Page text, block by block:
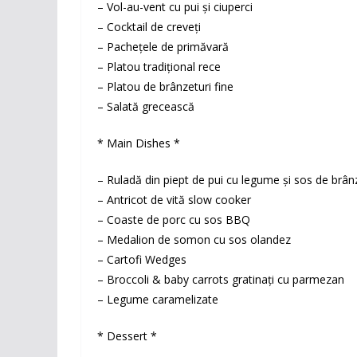
– Vol-au-vent cu pui și ciuperci
– Cocktail de creveți
– Pachețele de primăvară
– Platou tradițional rece
– Platou de brânzeturi fine
– Salată grecească
* Main Dishes *
– Ruladă din piept de pui cu legume și sos de
– Antricot de vită slow cooker
– Coaste de porc cu sos BBQ
– Medalion de somon cu sos olandez
– Cartofi Wedges
– Broccoli & baby carrots gratinați cu parmezan
– Legume caramelizate
* Dessert *